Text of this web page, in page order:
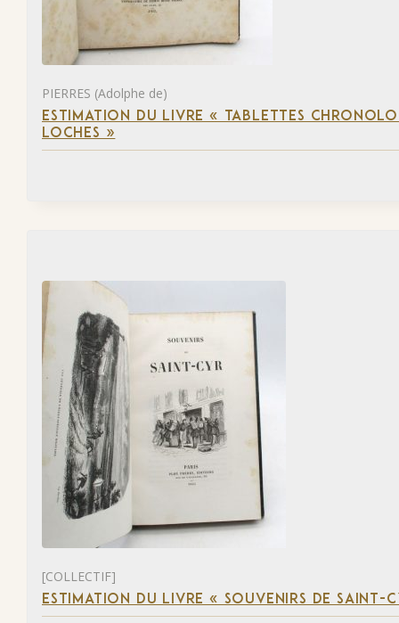
PIERRES (Adolphe de)
ESTIMATION DU LIVRE « TABLETTES
LOCHES »
[COLLECTIF]
ESTIMATION DU LIVRE « SOUVENIRS DE SAINT-